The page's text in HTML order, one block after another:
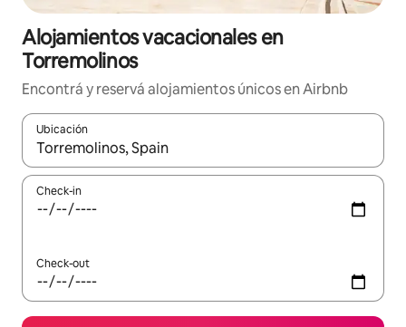
Alojamientos vacacionales en
Torremolinos
Encontrá y reservá alojamientos únicos en Airbnb
Ubicación
Cuando los resultados estén disponibles, navegá con las
Check-in
Check-out